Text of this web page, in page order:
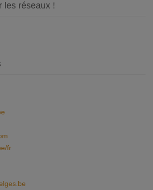
les réseaux !
fr